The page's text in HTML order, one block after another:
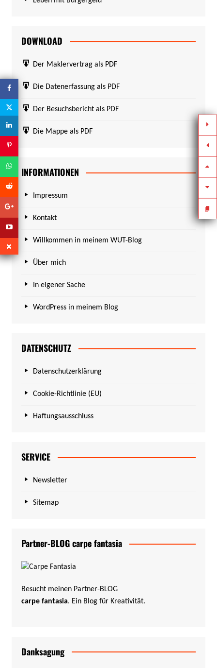
DOWNLOAD
Der Maklervertrag als PDF
Die Datenerfassung als PDF
Der Besuchsbericht als PDF
Die Mappe als PDF
INFORMATIONEN
Impressum
Kontakt
Willkommen in meinem WUT-Blog
Über mich
In eigener Sache
WordPress in meinem Blog
DATENSCHUTZ
Datenschutzerklärung
Cookie-Richtlinie (EU)
Haftungsausschluss
SERVICE
Newsletter
Sitemap
Partner-BLOG carpe fantasia
Besucht meinen Partner-BLOG
carpe fantasia. Ein Blog für Kreativität.
Danksagung